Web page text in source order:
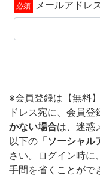
メールアドレ
※会員登録は【無料
ドレス宛に、会員登
かない場合は、迷惑
以下の 「ソーシャル
さい。ログイン時に
手間を省くことがで